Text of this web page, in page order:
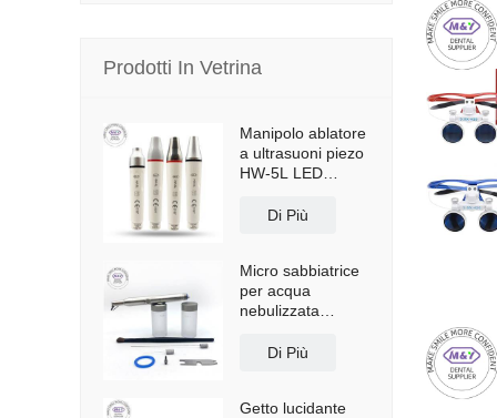
Prodotti In Vetrina
Manipolo ablatore
a ultrasuoni piezo
HW-5L LED
Di Più
Micro sabbiatrice
per acqua
nebulizzata
Micro Bloaster
Di Più
Getto lucidante